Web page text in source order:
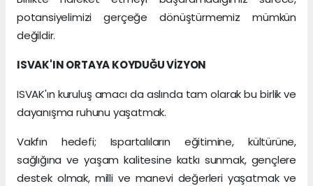
potansiyelimizi gerçeğe dönüştürmemiz mümkün
değildir.
ISVAK'IN ORTAYA KOYDUĞU VİZYON
ISVAK'ın kuruluş amacı da aslında tam olarak bu birlik ve
dayanışma ruhunu yaşatmak.
Vakfın hedefi; Ispartalıların eğitimine, kültürüne,
sağlığına ve yaşam kalitesine katkı sunmak, gençlere
destek olmak, milli ve manevi değerleri yaşatmak ve